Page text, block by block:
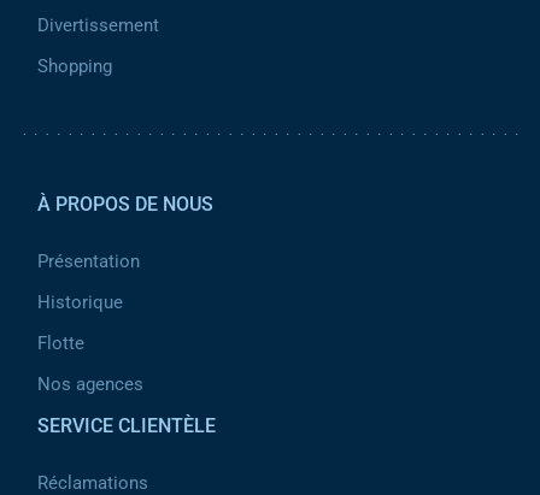
Divertissement
Shopping
À PROPOS DE NOUS
Présentation
Historique
Flotte
Nos agences
SERVICE CLIENTÈLE
Réclamations